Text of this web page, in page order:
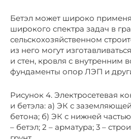
Бетэл может широко
широкого спектра задач в
сельскохозяйственном
из него могут
и стен, кровля с внутренним
фундаменты опор ЛЭП и
Рисунок 4. Электросетевая
и бетэла: а) ЭК с
бетона; б) ЭК с нижней
– бетэл; 2 – арматура; 3 –